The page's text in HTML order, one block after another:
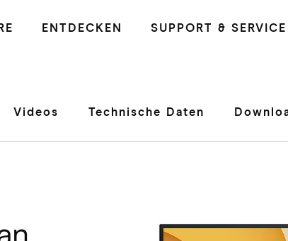
ENTDECKEN SUPPORT & SERVICE
Videos Technische Daten